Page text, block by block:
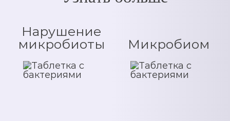
Нарушение
микробиоты
Микробиом